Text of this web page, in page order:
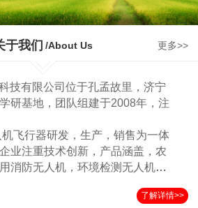
于我们 /About Us 更多>>
技有限公司位于孔孟故里，济宁
研基地，团队组建于2008年，注
行器研发，生产，销售为一体
业注重技术创新，产品涵盖，农
消防无人机，环境检测无人机，
特种无人机等多种应用机型。公
了解详情>>